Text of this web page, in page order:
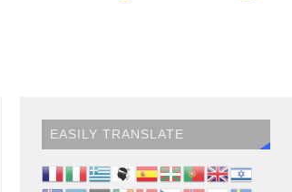
EASILY TRANSLATE